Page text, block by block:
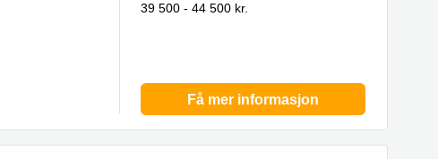
39 500 - 44 500 kr.
Få mer informasjon